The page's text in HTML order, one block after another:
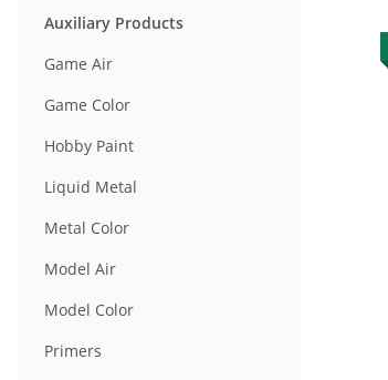
Auxiliary Products
Game Air
Game Color
Hobby Paint
Liquid Metal
Metal Color
Model Air
Model Color
Primers